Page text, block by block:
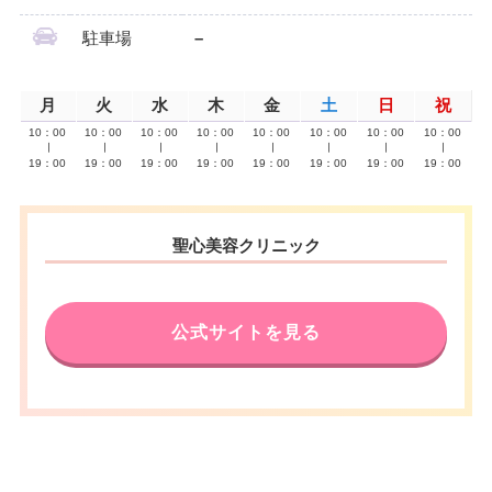
駐車場 –
月 火 水 木 金 土 日 祝
10：00
19：00
10：00
19：00
10：00
19：00
10：00
19：00
10：00
19：00
10：00
19：00
10：00
19：00
10：00
19：00
聖心美容クリニック
公式サイトを見る